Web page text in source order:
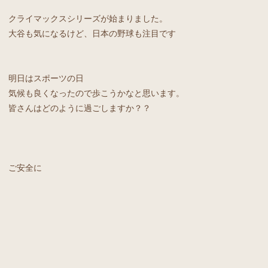
クライマックスシリーズが始まりました。
大谷も気になるけど、日本の野球も注目です
明日はスポーツの日
気候も良くなったので歩こうかなと思います。
皆さんはどのように過ごしますか？？
ご安全に